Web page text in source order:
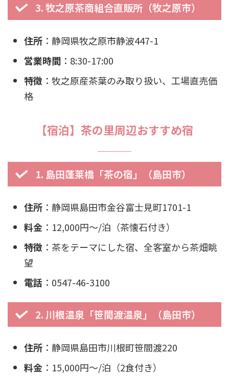
3. 牧之原茶商組合直販所（牧之原市）
住所 ：静岡県牧之原市静波447-1
営業時間 ：8:30-17:00
特徴 ：牧之原産茶葉のみ取り扱い、工場直売価
格
【宿泊】茶の里周辺おすすめ宿
1. 島田蓬莱橋「茶の宿」（島田市）
住所 ：静岡県島田市金谷富士見町1701-1
料金 ：12,000円〜/泊（茶懐石付き）
特徴 ：茶をテーマにした宿、全客室から茶畑眺
望
電話 ：0547-46-3100
2. 川根温泉「笹間渡温泉」（島田市）
住所 ：静岡県島田市川根町笹間渡220
料金 ：15,000円〜/泊（2食付き）